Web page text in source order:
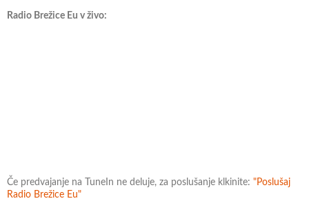
Radio Brežice Eu v živo:
Če predvajanje na TuneIn ne deluje, za poslušanje klkinite: "Poslušaj
Radio Brežice Eu"